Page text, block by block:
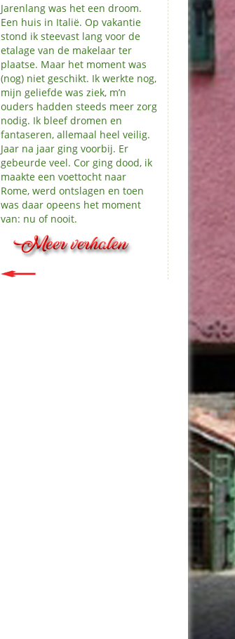
Jarenlang was het een droom.
Een huis in Italië. Op vakantie
stond ik steevast lang voor de
etalage van de makelaar ter
plaatse. Maar het moment was
(nog) niet geschikt. Ik werkte nog,
mijn geliefde was ziek, m’n
ouders hadden steeds meer zorg
nodig. Ik bleef dromen en
fantaseren, allemaal heel veilig.
Jaar na jaar ging voorbij. Er
gebeurde veel. Cor ging dood, ik
maakte een voettocht naar
Rome, werd ontslagen en toen
was daar opeens het moment
van: nu of nooit.